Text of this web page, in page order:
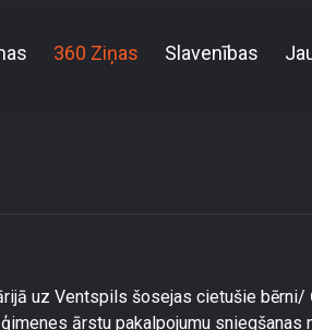
360 Ziņas Slavenības
uz Ventspils šosejas cietušie bērni/
ārstu pakalpojumu sniegšanas